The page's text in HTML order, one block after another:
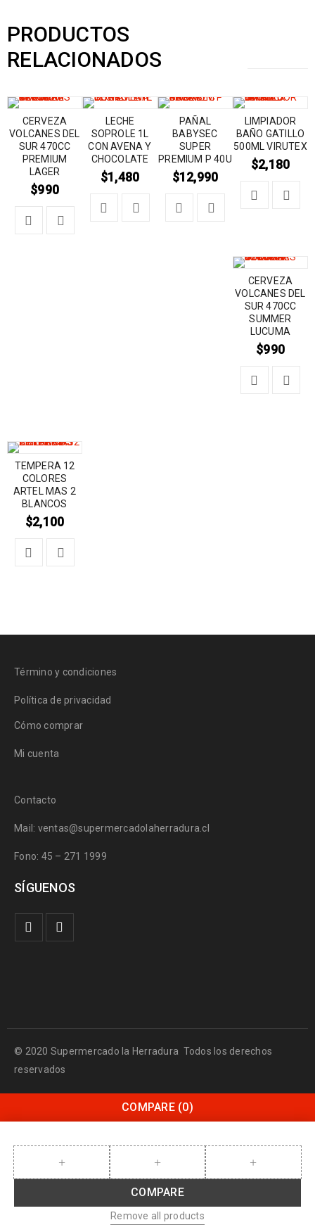
PRODUCTOS
RELACIONADOS
CERVEZA
VOLCANES DEL
SUR 470CC
PREMIUM
LAGER
$990
LECHE
SOPROLE 1L
CON AVENA Y
CHOCOLATE
$1,480
PAÑAL
BABYSEC
SUPER
PREMIUM P 40U
$12,990
LIMPIADOR
BAÑO GATILLO
500ML VIRUTEX
$2,180
CERVEZA
VOLCANES DEL
SUR 470CC
SUMMER
LUCUMA
$990
TEMPERA 12
COLORES
ARTEL MAS 2
BLANCOS
$2,100
Término y condiciones
Política de privacidad
Cómo comprar
Mi cuenta
Contacto
Mail: ventas@supermercadolaherradura.cl
Fono: 45 – 271 1999
SÍGUENOS
© 2020 Supermercado la Herradura Todos los derechos
reservados
COMPARE (0)
COMPARE
Remove all products